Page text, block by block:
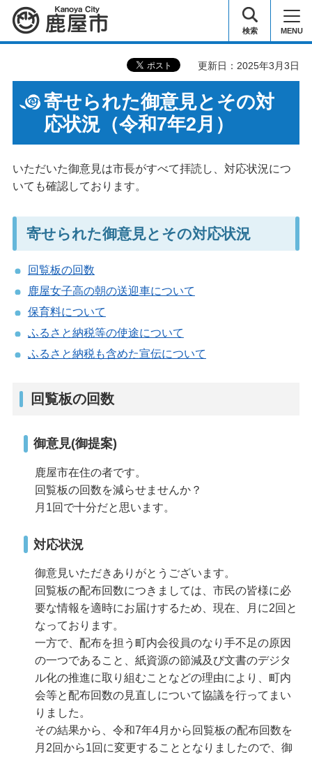
鹿屋市 検索 MENU
更新日：2025年3月3日
寄せられた御意見とその対
応状況（令和7年2月）
いただいた御意見は市長がすべて拝読し、対応状況につ
いても確認しております。
寄せられた御意見とその対応状況
回覧板の回数
鹿屋女子高の朝の送迎車について
保育料について
ふるさと納税等の使途について
ふるさと納税も含めた宣伝について
回覧板の回数
御意見(御提案)
鹿屋市在住の者です。
回覧板の回数を減らせませんか？
月1回で十分だと思います。
対応状況
御意見いただきありがとうございます。
回覧板の配布回数につきましては、市民の皆様に必
要な情報を適時にお届けするため、現在、月に2回と
なっております。
一方で、配布を担う町内会役員のなり手不足の原因
の一つであること、紙資源の節減及び文書のデジタ
ル化の推進に取り組むことなどの理由により、町内
会等と配布回数の見直しについて協議を行ってまい
りました。
その結果から、令和7年4月から回覧板の配布回数を
月2回から1回に変更することとなりましたので、御